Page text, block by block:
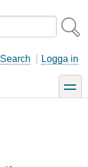
Search Logga in
toggle